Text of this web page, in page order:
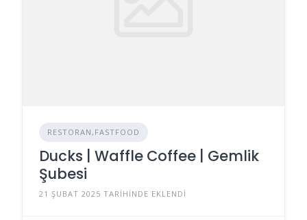
RESTORAN,FASTFOOD
Ducks | Waffle Coffee | Gemlik
Şubesi
21 ŞUBAT 2025 TARIHINDE EKLENDI